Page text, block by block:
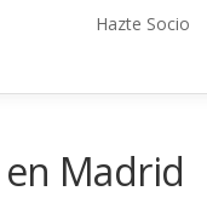
Hazte Socio
Madrid